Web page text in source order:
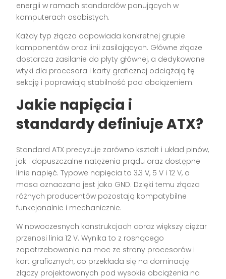
energii w ramach standardów panujących w
komputerach osobistych.
Każdy typ złącza odpowiada konkretnej grupie
komponentów oraz linii zasilających. Główne złącze
dostarcza zasilanie do płyty głównej, a dedykowane
wtyki dla procesora i karty graficznej odciążają tę
sekcję i poprawiają stabilność pod obciążeniem.
Jakie napięcia i
standardy definiuje ATX?
Standard ATX precyzuje zarówno kształt i układ pinów,
jak i dopuszczalne natężenia prądu oraz dostępne
linie napięć. Typowe napięcia to 3,3 V, 5 V i 12 V, a
masa oznaczana jest jako GND. Dzięki temu złącza
różnych producentów pozostają kompatybilne
funkcjonalnie i mechanicznie.
W nowoczesnych konstrukcjach coraz większy ciężar
przenosi linia 12 V. Wynika to z rosnącego
zapotrzebowania na moc ze strony procesorów i
kart graficznych, co przekłada się na dominację
złączy projektowanych pod wysokie obciążenia na